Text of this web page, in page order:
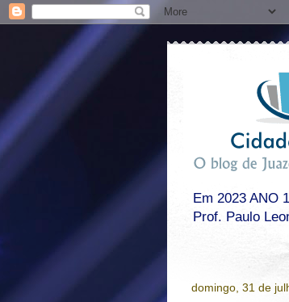
Em 2023 ANO
Prof. Paulo
domingo, 31 de